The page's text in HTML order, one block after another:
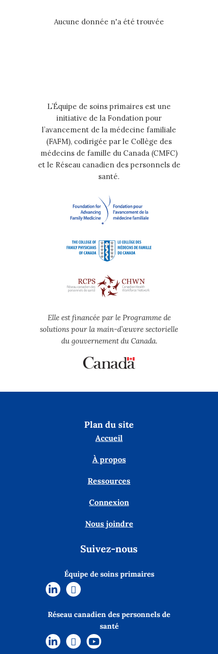
Aucune donnée n'a été trouvée
L’Équipe de soins primaires est une
initiative de la Fondation pour
l’avancement de la médecine familiale
(FAFM), codirigée par le Collège des
médecins de famille du Canada (CMFC)
et le Réseau canadien des personnels de
santé.
Elle est financée par le Programme de
solutions pour la main-d’œuvre sectorielle
du gouvernement du Canada.
Plan du site
Accueil
À propos
Ressources
Connexion
Nous joindre
Suivez-nous
Équipe de soins primaires
Réseau canadien des personnels de
santé